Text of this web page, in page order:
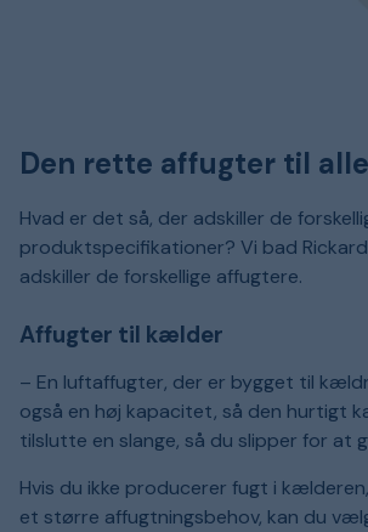
Den rette affugter til
Hvad er det så, der adskiller de
produktspecifikationer? Vi bad
adskiller de forskellige affugtere.
Affugter til kælder
– En luftaffugter, der er bygget til
også en høj kapacitet, så den hurtigt
tilslutte en slange, så du slipper for at
Hvis du ikke producerer fugt i
et større affugtningsbehov, kan du